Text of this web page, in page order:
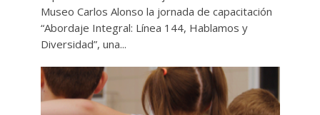
Museo Carlos Alonso la jornada de capacitación
“Abordaje Integral: Línea 144, Hablamos y
Diversidad”, una...